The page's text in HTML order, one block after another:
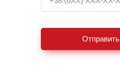
Отправить